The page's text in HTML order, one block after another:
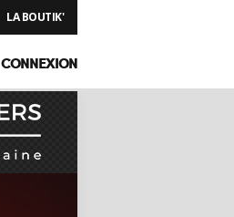
LA BOUTIK'
CONNEXION